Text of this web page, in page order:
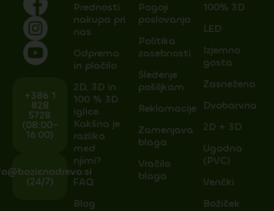
+386 1
828
5728
(08:00-
16:00)
(24/7)
Prednosti
nakupa pri
nas
Odprema
in plačilo
2D, 3D in
100 % 3D
iglice.
Kakšna je
razlika
med
njimi?
FAQ
Blog
Pogoji
poslovanja
Politika
zasebnosti
Sledenje
pošiljkam
Reklamacije
Zamenjava
blaga
Vračilo
blaga
100% 3D
LED
Izjemno
gosta
Zasnežena
Dvobarvna
2D + 3D
Ugodna
(PVC)
Venčki
Božiček